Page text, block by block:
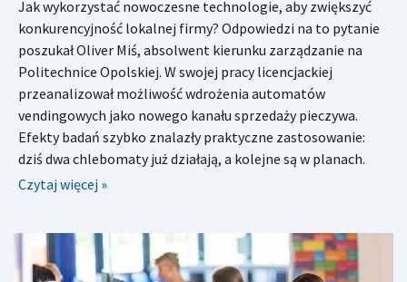
Jak wykorzystać nowoczesne technologie, aby zwiększyć
konkurencyjność lokalnej firmy? Odpowiedzi na to pytanie
poszukał Oliver Miś, absolwent kierunku zarządzanie na
Politechnice Opolskiej. W swojej pracy licencjackiej
przeanalizował możliwość wdrożenia automatów
vendingowych jako nowego kanału sprzedaży pieczywa.
Efekty badań szybko znalazły praktyczne zastosowanie:
dziś dwa chlebomaty już działają, a kolejne są w planach.
Czytaj więcej »